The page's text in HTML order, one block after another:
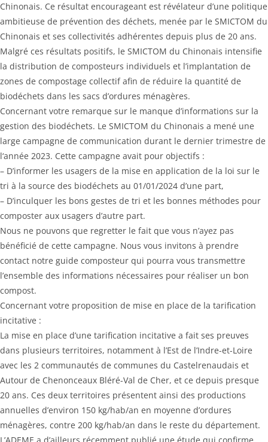
Chinonais. Ce résultat encourageant est révélateur d’une politique
ambitieuse de prévention des déchets, menée par le SMICTOM du
Chinonais et ses collectivités adhérentes depuis plus de 20 ans.
Malgré ces résultats positifs, le SMICTOM du Chinonais intensifie
la distribution de composteurs individuels et l’implantation de
zones de compostage collectif afin de réduire la quantité de
biodéchets dans les sacs d’ordures ménagères.
Concernant votre remarque sur le manque d’informations sur la
gestion des biodéchets. Le SMICTOM du Chinonais a mené une
large campagne de communication durant le dernier trimestre de
l‘année 2023. Cette campagne avait pour objectifs :
– D’informer les usagers de la mise en application de la loi sur le
tri à la source des biodéchets au 01/01/2024 d’une part,
– D’inculquer les bons gestes de tri et les bonnes méthodes pour
composter aux usagers d’autre part.
Nous ne pouvons que regretter le fait que vous n’ayez pas
bénéficié de cette campagne. Nous vous invitons à prendre
contact notre guide composteur qui pourra vous transmettre
l’ensemble des informations nécessaires pour réaliser un bon
compost.
Concernant votre proposition de mise en place de la tarification
incitative :
La mise en place d’une tarification incitative a fait ses preuves
dans plusieurs territoires, notamment à l’Est de l’Indre-et-Loire
avec les 2 communautés de communes du Castelrenaudais et
Autour de Chenonceaux Bléré-Val de Cher, et ce depuis presque
20 ans. Ces deux territoires présentent ainsi des productions
annuelles d’environ 150 kg/hab/an en moyenne d’ordures
ménagères, contre 200 kg/hab/an dans le reste du département.